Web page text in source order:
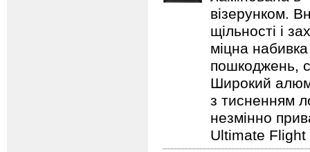
візерунком.
щільності і
міцна
пошкоджень,
Широкий
з тисненням
незмінно
Ultimate